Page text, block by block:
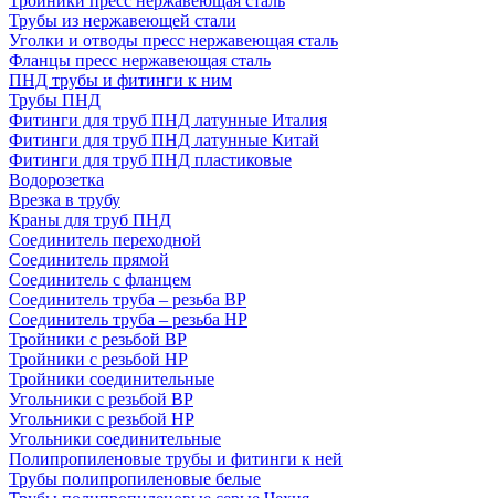
Трубы из нержавеющей стали
Уголки и отводы пресс нержавеющая сталь
Фланцы пресс нержавеющая сталь
ПНД трубы и фитинги к ним
Трубы ПНД
Фитинги для труб ПНД латунные Италия
Фитинги для труб ПНД латунные Китай
Фитинги для труб ПНД пластиковые
Водорозетка
Врезка в трубу
Краны для труб ПНД
Соединитель переходной
Соединитель прямой
Соединитель с фланцем
Соединитель труба – резьба ВР
Соединитель труба – резьба НР
Тройники с резьбой ВР
Тройники с резьбой НР
Тройники соединительные
Угольники с резьбой ВР
Угольники с резьбой НР
Угольники соединительные
Полипропиленовые трубы и фитинги к ней
Трубы полипропиленовые белые